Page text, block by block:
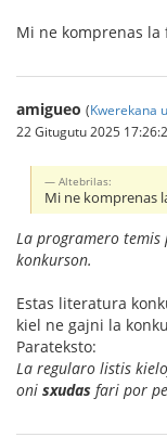
Mi ne komprenas la
amigueo (Kwerekana
22 Gitugutu 2025
Altebrilas:
Mi ne komprenas
La programero
konkurson.
Estas literatura
kiel ne gajni la
Parateksto:
La regularo listis
oni sxudas fari por